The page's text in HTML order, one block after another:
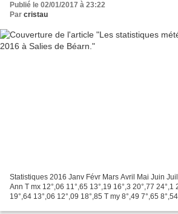
Publié le 02/01/2017 à 23:22
Par cristau
Statistiques 2016 Janv Févr Mars Avril Mai Juin
Ann T mx 12°,06 11°,65 13°,19 16°,3 20°,77 24°,1
19°,64 13°,06 12°,09 18°,85 T my 8°,49 7°,65